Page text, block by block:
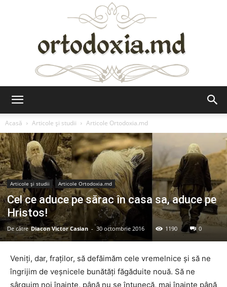
Acasă
Articole şi studii Articole Ortodoxia.md
Articole şi studii Articole Ortodoxia.md
Cel ce aduce pe sărac în casa sa, aduce pe
Hristos!
De către Diacon Victor Casian - 30 octombrie 2016 1190 0
Veniţi, dar, fraţilor, să defăimăm cele vremelnice şi să ne
îngrijim de veşnicele bunătăţi făgăduite nouă. Să ne
sârguim noi înainte, până nu se întunecă, mai înainte până